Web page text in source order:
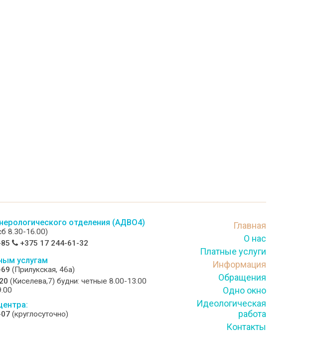
отделения (АДВО4)
8.30-16.00)
+375 17 244-61-32
услугам
(Прилукская, 46а)
(Киселева,7) будни: четные 8.00-13.00
(круглосуточно)
Главная
О нас
Платные услуги
Информация
Обращения
Одно окно
Идеологическая
работа
Контакты